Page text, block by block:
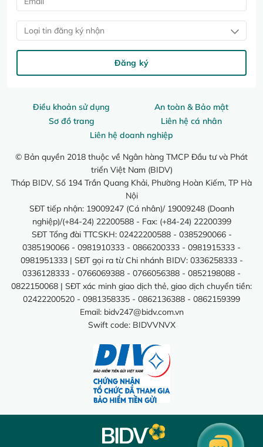
Điều khoản sử dụng
An toàn & Bảo mật
Sơ đồ trang
Liên hệ cá nhân
Liên hệ doanh nghiệp
© Bản quyền 2018 thuộc về Ngân hàng TMCP Đầu tư và Phát
triển Việt Nam (BIDV)
Tháp BIDV, Số 194 Trần Quang Khải, Phường Hoàn Kiếm, TP Hà
Nội
SĐT tiếp nhận: 19009247 (Cá nhân)/ 19009248 (Doanh
nghiệp)/(+84-24) 22200588 - Fax: (+84-24) 22200399
SĐT Tổng đài TTCSKH: 02422200588 - 0385290066 -
0385190066 - 0981910333 - 0866200333 - 0981915333 -
0981951333 | SĐT gọi ra từ Chi nhánh BIDV: 0336258333 -
0336128333 - 0766069388 - 0766056388 - 0852198088 -
0822150068 | SĐT xác minh giao dịch thẻ, giao dịch chuyển tiền:
02422200520 - 0981358335 - 0862136388 - 0862159399
Email: bidv247@bidv.com.vn
Swift code: BIDVVNVX
Loại tin đăng ký nhận
Đăng ký